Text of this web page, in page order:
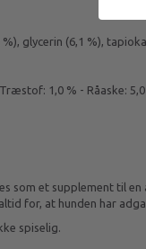
glycerin (6,1 %),
1,0 % - Råaske:
som et supplement til
for, at hunden har
spiselig.